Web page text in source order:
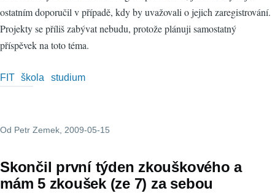
ostatním doporučil v případě, kdy by uvažovali o jejich zaregistrování.
Projekty se příliš zabývat nebudu, protože plánuji samostatný
příspěvek na toto téma.
FIT škola studium
Od Petr Zemek , 2009-05-15
Skončil první týden zkouškového a
mám 5 zkoušek (ze 7) za sebou